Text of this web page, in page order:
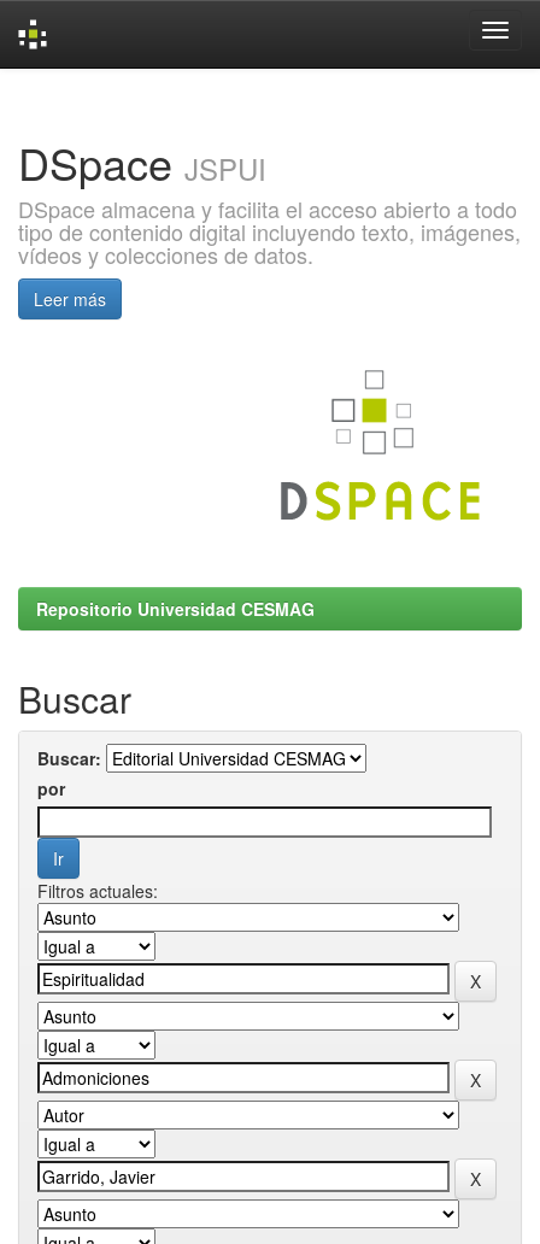
DSpace JSPUI
DSpace almacena y facilita el acceso abierto a todo
tipo de contenido digital incluyendo texto, imágenes,
vídeos y colecciones de datos.
Leer más
Repositorio Universidad CESMAG
Buscar
Buscar:
por
Filtros actuales: